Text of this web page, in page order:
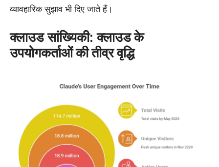
व्यावहारिक सुझाव भी दिए जाते हैं।
क्लाउड सांख्यिकी:क्लाउड के
उपयोगकर्ताओं की तीव्र वृद्धि